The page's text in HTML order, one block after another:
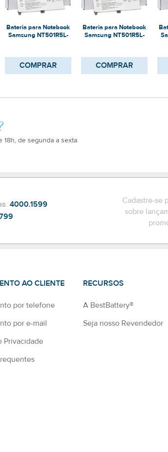
Bateria para Notebook
Samsung NT501R5L-
COMPRAR
Bateria para Notebook
Samsung NT501R5L-
COMPRAR
18h, de segunda a sexta
Cadastre-se
sobre
: 4000.1599
AO CLIENTE
por telefone
por e-mail
Privacidade
RECURSOS
A BestBattery®
Seja nosso Revendedor